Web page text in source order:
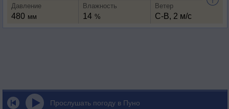
Давление
480 мм
Влажность
14 %
Ветер
С-В, 2 м/с
Прослушать погоду в Пуно